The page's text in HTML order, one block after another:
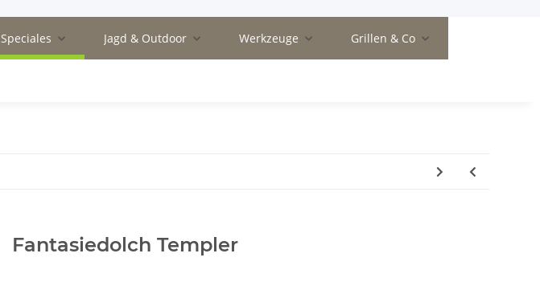
Speciales Jagd & Outdoor Werkzeuge Grillen & Co
Fantasiedolch Templer